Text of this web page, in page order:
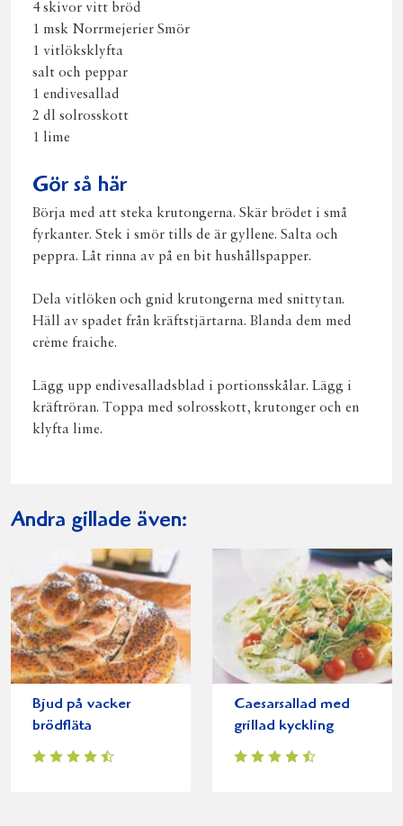
4 skivor vitt bröd
1 msk Norrmejerier Smör
1 vitlöksklyfta
salt och peppar
1 endivesallad
2 dl solrosskott
1 lime
Gör så här
Börja med att steka krutongerna. Skär brödet i små
fyrkanter. Stek i smör tills de är gyllene. Salta och
peppra. Låt rinna av på en bit hushållspapper.
Dela vitlöken och gnid krutongerna med snittytan.
Häll av spadet från kräftstjärtarna. Blanda dem med
crème fraiche.
Lägg upp endivesalladsblad i portionsskålar. Lägg i
kräftröran. Toppa med solrosskott, krutonger och en
klyfta lime.
Andra gillade även:
Bjud på vacker
brödfläta
Caesarsallad med
grillad kyckling